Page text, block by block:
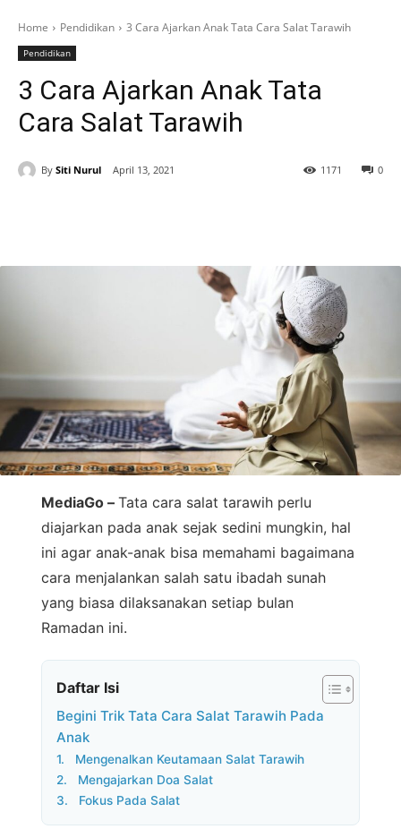
Home Pendidikan 3 Cara Ajarkan Anak Tata Cara Salat Tarawih
Pendidikan
3 Cara Ajarkan Anak Tata
Cara Salat Tarawih
By Siti Nurul April 13, 2021 0
1171
MediaGo – Tata cara salat tarawih perlu
diajarkan pada anak sejak sedini mungkin, hal
ini agar anak-anak bisa memahami bagaimana
cara menjalankan salah satu ibadah sunah
yang biasa dilaksanakan setiap bulan
Ramadan ini.
Daftar Isi
Begini Trik Tata Cara Salat Tarawih Pada
Anak
1. Mengenalkan Keutamaan Salat Tarawih
2. Mengajarkan Doa Salat
3. Fokus Pada Salat